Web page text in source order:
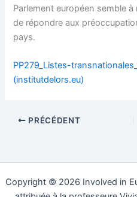
Parlement européen semble à
de répondre aux
pays.
PP279_Listes-
(institutdelors.eu)
PRÉCÉDENT
Copyright © 2026 Involved in